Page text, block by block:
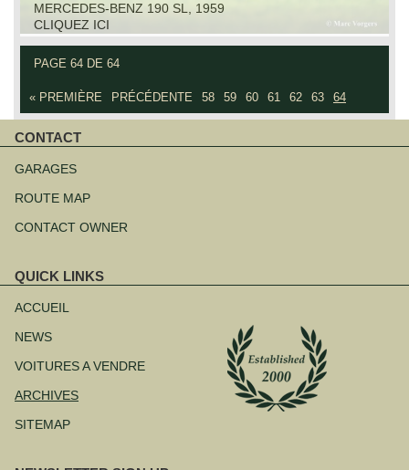
MERCEDES-BENZ 190 SL, 1959
CLIQUEZ ICI
PAGE 64 DE 64
« PREMIÈRE PRÉCÉDENTE 58 59 60 61 62 63 64
CONTACT
au
GARAGES
ROUTE MAP
CONTACT OWNER
QUICK LINKS
au
ACCUEIL
NEWS
VOITURES A VENDRE
ARCHIVES
SITEMAP